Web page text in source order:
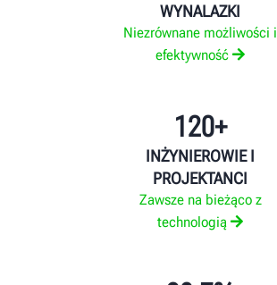
WYNALAZKI
Niezrównane możliwości i
efektywność
120+
INŻYNIEROWIE I
PROJEKTANCI
Zawsze na bieżąco z
technologią